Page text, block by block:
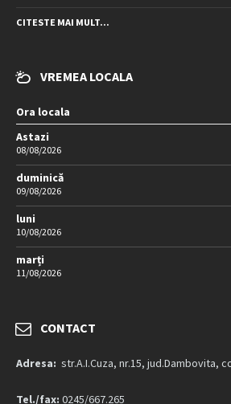
CITESTE MAI MULT...
VREMEA LOCALA
Ora locala
Astazi
08/08/2026
duminică
09/08/2026
luni
10/08/2026
marți
11/08/2026
CONTACT
Adresa: str.A.I.Cuza, nr.15, jud.Dambovita,
Tel./fax: 0245/667.265